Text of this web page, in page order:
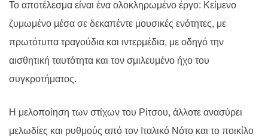
Το αποτέλεσμα είναι ένα ολοκληρωμένο έργο: Κείμενο
ζυμωμένο μέσα σε δεκαπέντε μουσικές ενότητες, με
πρωτότυπα τραγούδια και ιντερμέδια, με οδηγό την
αισθητική ταυτότητα και τον σμιλευμένο ήχο του
συγκροτήματος.
Η μελοποίηση των στίχων του Ρίτσου, άλλοτε ανασύρει
μελωδίες και ρυθμούς από τον Ιταλικό Νότο και το ποικίλο